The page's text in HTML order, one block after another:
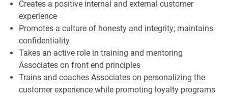
Creates a positive internal and external customer
experience
Promotes a culture of honesty and integrity; maintains
confidentiality
Takes an active role in training and mentoring
Associates on front end principles
Trains and coaches Associates on personalizing the
customer experience while promoting loyalty programs